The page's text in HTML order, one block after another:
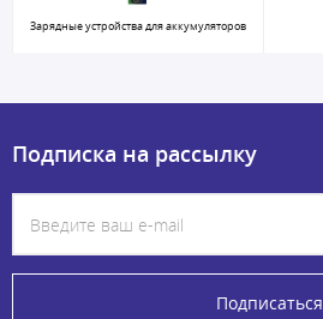
Зарядные устройства для аккумуляторов
Подписка на рассылку
Подписаться